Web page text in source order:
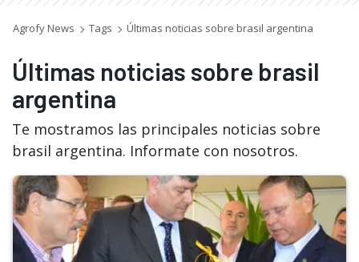
Agrofy News Tags Últimas noticias sobre brasil argentina
Últimas noticias sobre brasil
argentina
Te mostramos las principales noticias sobre
brasil argentina. Informate con nosotros.